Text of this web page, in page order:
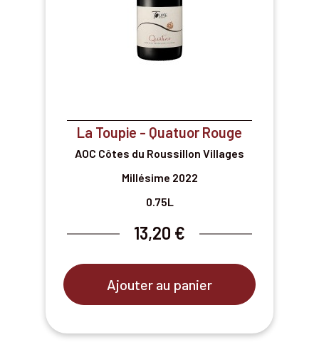
La Toupie - Quatuor Rouge
AOC Côtes du Roussillon Villages
Millésime 2022
0.75L
13,20 €
Ajouter au panier